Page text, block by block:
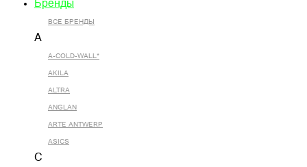
Бренды
ВСЕ БРЕНДЫ
A
A-COLD-WALL*
AKILA
ALTRA
ANGLAN
ARTE ANTWERP
ASICS
C